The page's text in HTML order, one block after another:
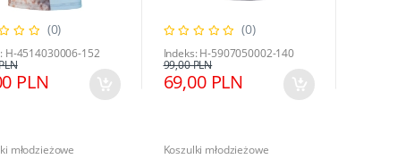
Koszulki młodzieżowe
Kaloszki gumowe HKM Atlanta L
(0)
H-4514030006-152
PLN
(0)
Indeks: H-5907050002-140
69,00 PLN
99,00 PLN
młodzieżowe Koszulki młodzieżowe